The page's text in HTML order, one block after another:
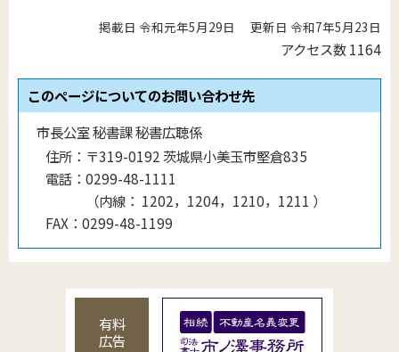
掲載日 令和元年5月29日 更新日 令和7年5月23日
アクセス数1164
このページについてのお問い合わせ先
市長公室 秘書課 秘書広聴係
住所： 〒319-0192 茨城県小美玉市堅倉835
電話： 0299-48-1111
（内線 ： 1202，1204，1210，1211 ）
FAX： 0299-48-1199
有料
広告